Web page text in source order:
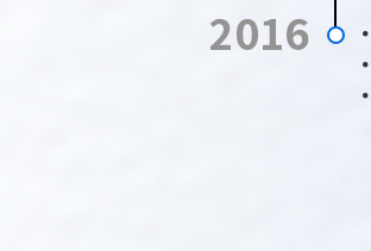
2016 ●
●
●